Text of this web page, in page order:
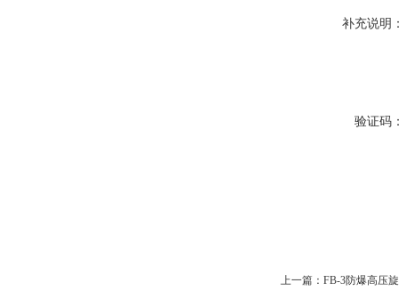
补充说明
验证码
上一篇： FB-3防爆高压